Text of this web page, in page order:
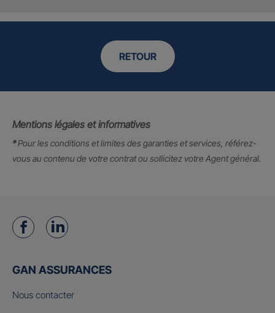
RETOUR
Mentions légales et informatives
*Pour les conditions et limites des garanties et services, référez-
vous au contenu de votre contrat ou sollicitez votre Agent général.
GAN ASSURANCES
Nous contacter